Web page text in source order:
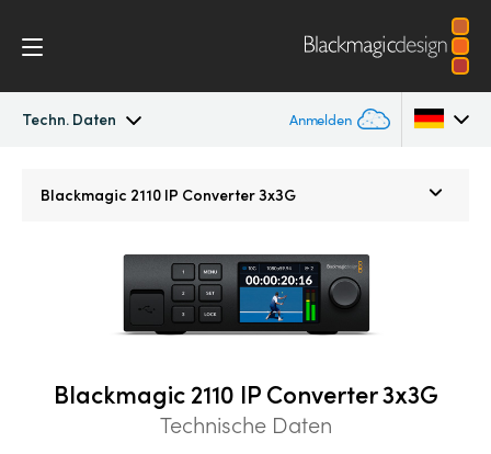
Techn. Daten Anmelden
Blackmagic 2110 IP Converter 3x3G
Blackmagic 2110 IP Converter 3x3G
Technische Daten